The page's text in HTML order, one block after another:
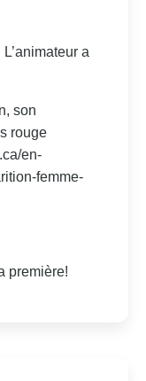
L’animateur a
son
rouge
en-
femme-
première!